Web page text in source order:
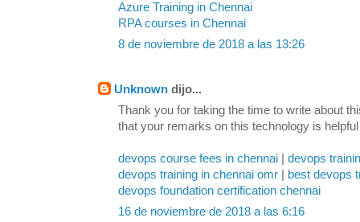
Azure Training in Chennai
RPA courses in Chennai
8 de noviembre de 2018 a las 13:26
Unknown dijo...
Thank you for taking the time to write about
that your remarks on this technology is
devops course fees in chennai
devops
devops training in chennai omr
best devops
devops foundation certification chennai
16 de noviembre de 2018 a las 6:16